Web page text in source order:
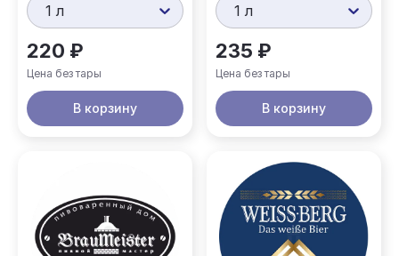
1 л
220 ₽
Цена без тары
В корзину
1 л
235 ₽
Цена без тары
В корзину